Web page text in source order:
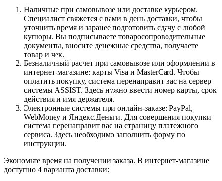
Наличные при самовывозе или доставке курьером.
Специалист свяжется с вами в день доставки, чтобы
уточнить время и заранее подготовить сдачу с любой
купюры. Вы подписываете товаросопроводительные
документы, вносите денежные средства, получаете
товар и чек.
Безналичный расчет при самовывозе или оформлении в
интернет-магазине: карты Visa и MasterCard. Чтобы
оплатить покупку, система перенаправит вас на сервер
системы ASSIST. Здесь нужно ввести номер карты, срок
действия и имя держателя.
Электронные системы при онлайн-заказе: PayPal,
WebMoney и Яндекс.Деньги. Для совершения покупки
система перенаправит вас на страницу платежного
сервиса. Здесь необходимо заполнить форму по
инструкции.
Экономьте время на получении заказа. В интернет-магазине
доступно 4 варианта доставки: